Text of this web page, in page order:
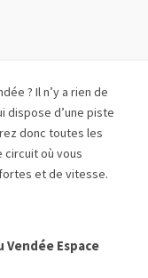
? Il n’y a rien de
dispose d’une piste
donc toutes les
circuit où vous
et de vitesse.
Espace